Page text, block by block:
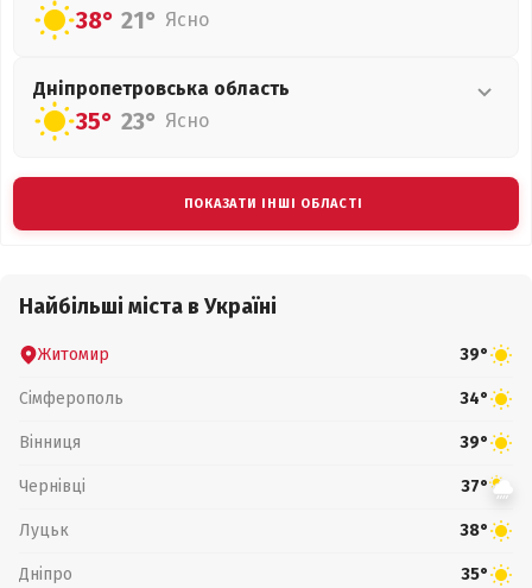
38° 21° Ясно
Дніпропетровська область
35° 23° Ясно
ПОКАЗАТИ ІНШІ ОБЛАСТІ
Найбільші міста в Україні
Житомир 39°
Сімферополь 34°
Вінниця 39°
Чернівці 37°
Луцьк 38°
Дніпро 35°